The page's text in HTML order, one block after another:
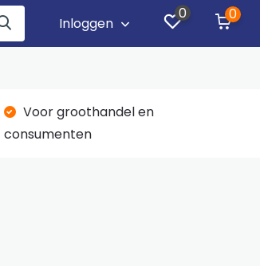
Inloggen
0 0
Voor groothandel en
consumenten